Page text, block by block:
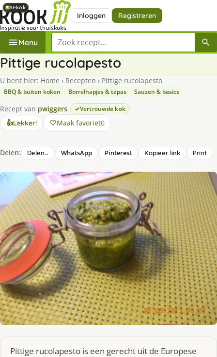
Inloggen Registreren
Menu Zoek een recept
Pittige rucolapesto
U bent hier: Home › Recepten › Pittige rucolapesto
BBQ & buiten koken Borrelhapjes & tapas Sauzen & basics
Recept van pwiggers Vertrouwde kok
👍Lekker! Maak favoriet0
Delen: Delen… WhatsApp Pinterest Kopieer link Print
Pittige rucolapesto is een gerecht uit de Europese
AI-kok
AI-kok
AI-kok
AI-kok
AI-kok
AI-kok
AI-kok
AI-kok